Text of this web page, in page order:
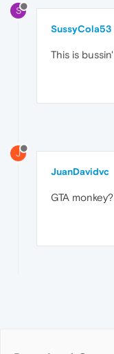
S
SussyCola53
This is bussin'
J
JuanDavidvc
GTA monkey?